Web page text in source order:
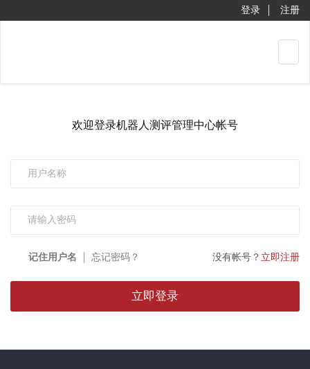
登录 注册
欢迎登录机器人测评管理中心帐号
记住用户名 忘记密码？ 没有帐号？ 立即注册
立即登录